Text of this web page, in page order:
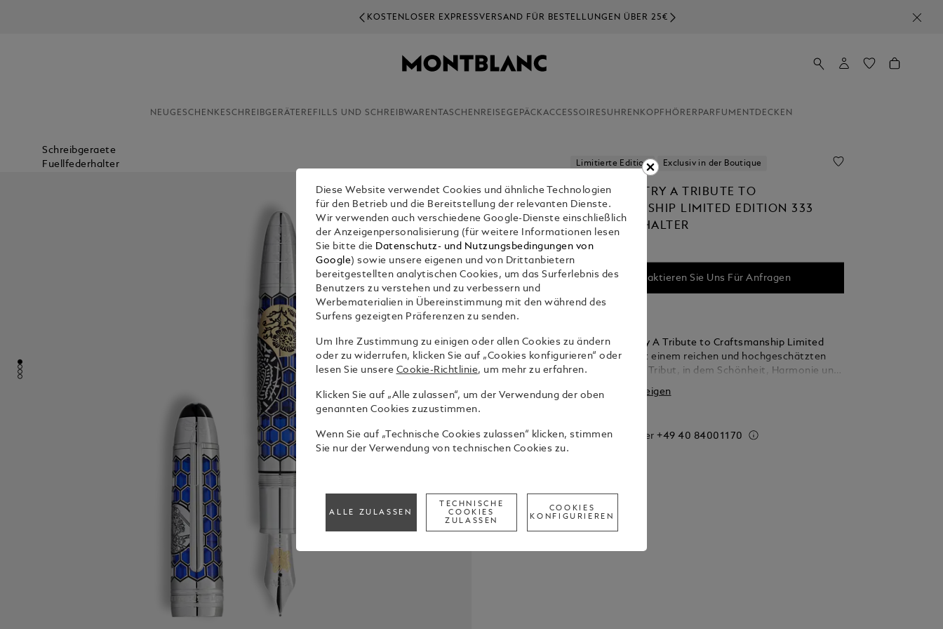
KOSTENLOSER EXPRESSVERSAND FÜR BESTELLUNGEN ÜBER 25€
NEUGESCHENKESCHREIBGERÄTE REFILLS UND SCHREIBWAREN TASCHEN REISEGEPÄCKACCESSOIRES UHREN KOPFHÖRER PARFUM ENTDECKEN
Schreibgeraete
Fuellfederhalter
Limitierte Edition Exclusiv in der Boutique
HIGH ARTISTRY A TRIBUTE TO
CRAFTSMANSHIP LIMITED EDITION 333
FÜLLFEDERHALTER
Kontaktieren Sie Uns Für Anfragen
Die High Artistry A Tribute to Craftsmanship Limited
Edition 333 zollt einem reichen und hochgeschätzten
kulturellen Erbe Tribut, in dem Schönheit, Harmonie und
verwoben sind, und stellt den verehrten Geist der Stärke
zeitlosen Prinzipien und sorgfältiger Handwerkskunst
geometrisches, sechseckiges Muster aufweist. Dieses
kunstvolle Design erinnert an einen Schildkrötenpanzer –
Details zieren den Konus und unterstreichen die
Alle Details anzeigen
Call to order+49 40 84001170
Diese Website verwendet Cookies und ähnliche Technologien
für den Betrieb und die Bereitstellung der relevanten Dienste.
Wir verwenden auch verschiedene Google-Dienste einschließlich
der Anzeigenpersonalisierung (für weitere Informationen lesen
Sie bitte die
Datenschutz- und Nutzungsbedingungen von
Google) sowie unsere eigenen und von Drittanbietern
bereitgestellten analytischen Cookies, um das Surferlebnis des
Benutzers zu verstehen und zu verbessern und
Werbematerialien in Übereinstimmung mit den während des
Surfens gezeigten Präferenzen zu senden.
Um Ihre Zustimmung zu einigen oder allen Cookies zu ändern
oder zu widerrufen, klicken Sie auf „Cookies konfigurieren“ oder
lesen Sie unsere Cookie-Richtlinie, um mehr zu erfahren.
Klicken Sie auf „Alle zulassen“, um der Verwendung der oben
genannten Cookies zuzustimmen.
Wenn Sie auf „Technische Cookies zulassen“ klicken, stimmen
Sie nur der Verwendung von technischen Cookies zu.
ALLE ZULASSEN
TECHNISCHE
COOKIES
ZULASSEN
COOKIES
KONFIGURIEREN